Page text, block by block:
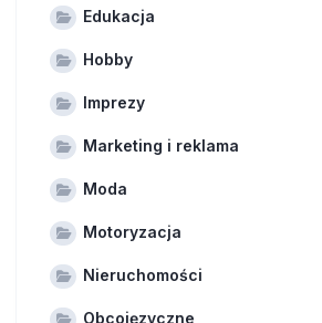
Edukacja
Hobby
Imprezy
Marketing i reklama
Moda
Motoryzacja
Nieruchomości
Obcojęzyczne